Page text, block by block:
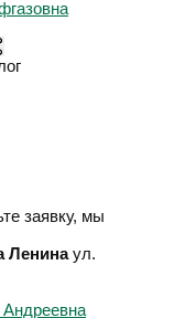
заявку, мы
Ленина ул.